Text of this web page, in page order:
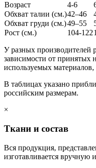
Возраст 4-6
Обхват талии (см.)42–46
Обхват груди (см.)49–55
Рост (см.)
104-122
У разных производителей
зависимости от принятых
используемых
В таблицах указано
российским размерам.
×
Ткани и состав
Вся продукция,
изготавливается вручную